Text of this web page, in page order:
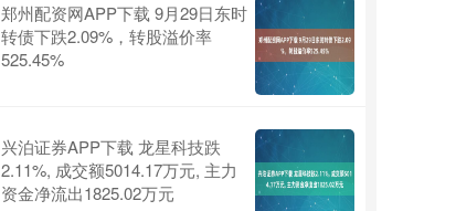
郑州配资网APP下载 9月29日东时
转债下跌2.09%，转股溢价率
525.45%
兴泊证券APP下载 龙星科技跌
2.11%, 成交额5014.17万元, 主力
资金净流出1825.02万元